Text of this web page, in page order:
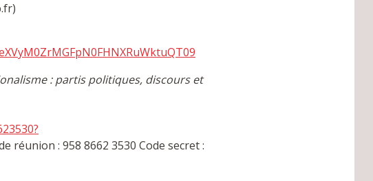
: partis politiques, discours et
réunion : 958 8662 3530 Code secret :